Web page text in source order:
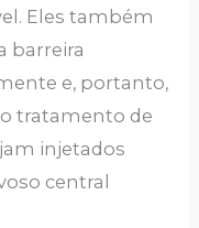
Eles também
barreira
e, portanto,
tratamento de
injetados
central